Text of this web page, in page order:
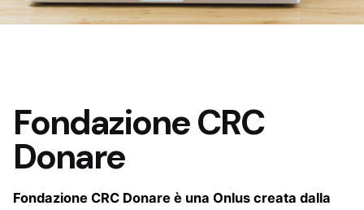
Fondazione CRC
Donare
Fondazione CRC Donare è una Onlus creata dalla